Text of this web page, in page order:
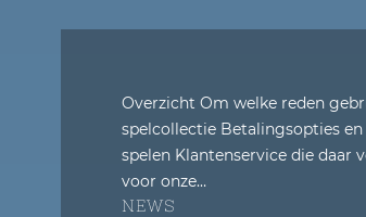
Overzicht Om welke reden
spelcollectie Betalingsopties
spelen Klantenservice die daar
voor onze…
NEWS